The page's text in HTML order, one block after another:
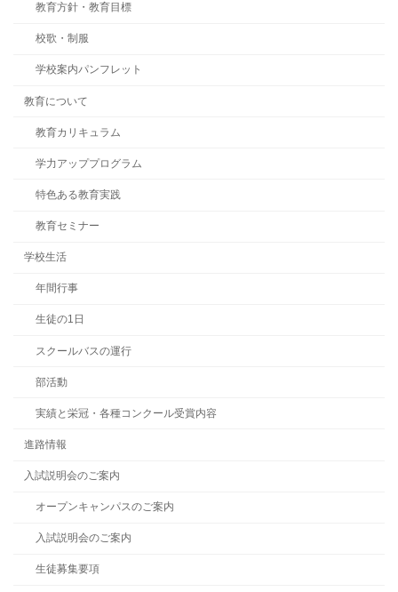
教育方針・教育目標
校歌・制服
学校案内パンフレット
教育について
教育カリキュラム
学力アッププログラム
特色ある教育実践
教育セミナー
学校生活
年間行事
生徒の1日
スクールバスの運行
部活動
実績と栄冠・各種コンクール受賞内容
進路情報
入試説明会のご案内
オープンキャンパスのご案内
入試説明会のご案内
生徒募集要項